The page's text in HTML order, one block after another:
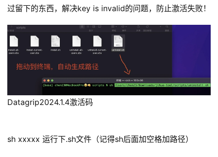
过留下的东西，解决key is invalid的问题，防止激活失败！
Datagrip2024.1.4激活码
sh xxxxx 运行下.sh文件（记得sh后面加空格加路径）